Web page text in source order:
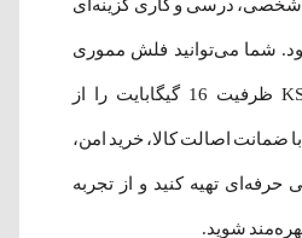
شخصی، درسی و کاری گزینه‌ای
شما می‌توانید فلش مموری
کینگ استار مدل KS222 ظرفیت 16 گیگابایت را از
ضمانت اصالت کالا، خرید امن،
حرفه‌ای تهیه کنید و از تجربه
شوید.